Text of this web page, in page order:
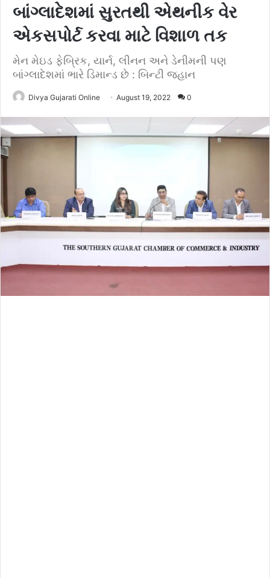
બાંગ્લાદેશમાં સુરતથી એથનીક વેર
એકસપોર્ટ કરવા માટે વિશાળ તક
મેન મેઇડ ફેબ્રિક, યાર્ન, લીનન અને ડેનીમની પણ
બાંગ્લાદેશમાં ભારે ડિમાન્ડ છે : બિન્ટી જહાન
Divya Gujarati Online August 19, 2022 0